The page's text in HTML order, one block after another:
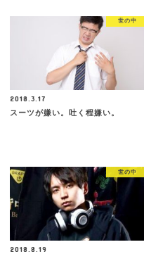
世の中
2018.3.17
スーツが嫌い。吐く程嫌い。
世の中
2018.8.19